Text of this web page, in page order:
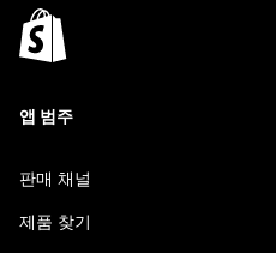
앱 범주
판매 채널
제품 찾기